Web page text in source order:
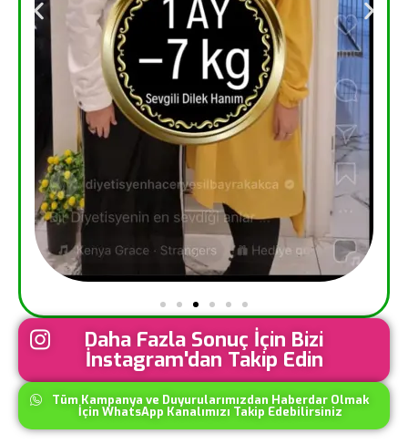
Daha Fazla Sonuç İçin Bizi
İnstagram'dan Takip Edin
Tüm Kampanya ve Duyurularımızdan Haberdar Olmak
İçin WhatsApp Kanalımızı Takip Edebilirsiniz